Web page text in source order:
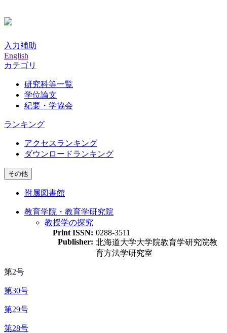
入力補助
English
カテゴリ
研究科等一覧
学位論文
紀要・学協会
ランキング
アクセスランキング
ダウンロードランキング
その他
附属図書館
教育学院・教育学研究院
教授学の探究
Print ISSN: 0288-3511
Publisher: 北海道大学大学院教育学研究院教
育方法学研究室
第2号
第30号
第29号
第28号